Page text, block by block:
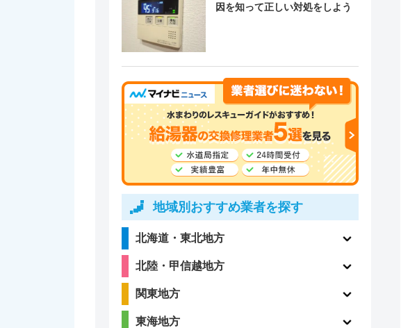
因を知って正しい対処をしよう
地域別おすすめ業者を探す
北海道・東北地方
北陸・甲信越地方
関東地方
東海地方